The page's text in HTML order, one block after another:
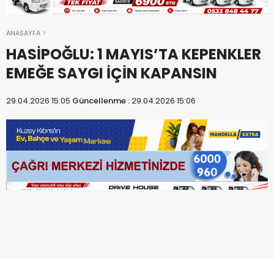
ANASAYFA
HASİPOĞLU: 1 MAYIS’TA KEPENKLER
EMEĞE SAYGI İÇİN KAPANSIN
29.04.2026 15:05 Güncellenme :29.04.2026 15:06